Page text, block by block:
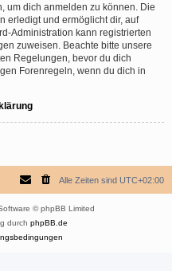
um dich anmelden zu können. Die
erledigt und ermöglicht dir, auf
Administration kann registrierten
zuweisen. Beachte bitte unsere
Regelungen, bevor du dich
Forenregeln, wenn du dich in
Alle Zeiten sind UTC+02:00
© phpBB Limited
durch phpBB.de